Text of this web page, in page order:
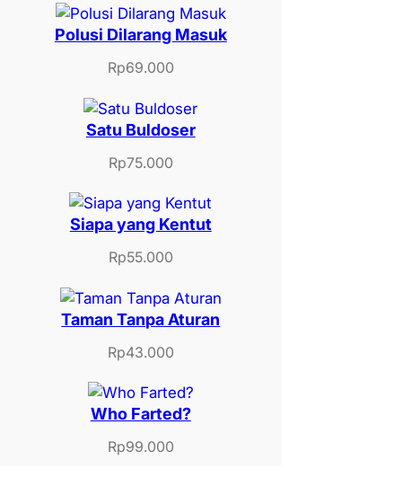
Polusi Dilarang Masuk
Rp69.000
Satu Buldoser
Rp75.000
Siapa yang Kentut
Rp55.000
Taman Tanpa Aturan
Rp43.000
Who Farted?
Rp99.000